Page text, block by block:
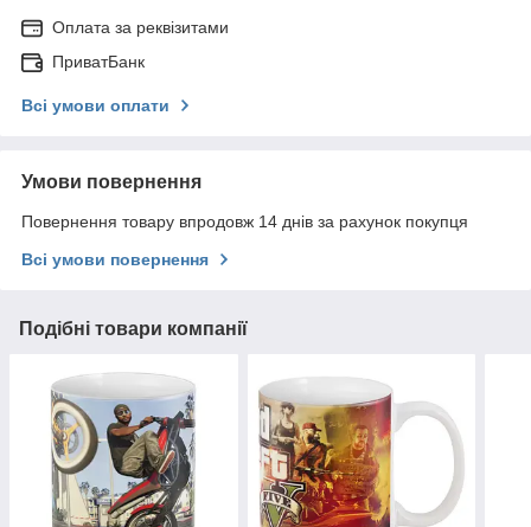
Оплата за реквізитами
ПриватБанк
Всі умови оплати
Умови повернення
Повернення товару впродовж 14 днів за рахунок покупця
Всі умови повернення
Подібні товари компанії